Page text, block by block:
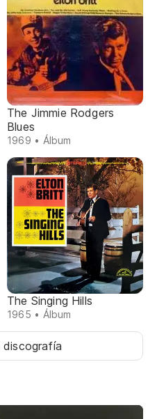
The Jimmie Rodgers
Blues
1969 • Álbum
The Singing Hills
1965 • Álbum